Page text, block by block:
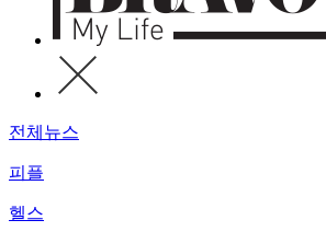
전체뉴스
피플
헬스